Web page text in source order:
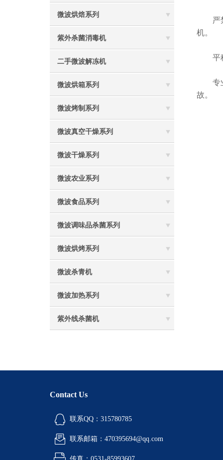
微波烘焙系列
紫外杀菌消毒机
二手微波解冻机
微波烘箱系列
微波烤制系列
微波真空干燥系列
微波干燥系列
微波农业系列
微波食品系列
微波调味品杀菌系列
微波烘烤系列
微波杀青机
微波加热系列
紫外线杀菌机
严禁
机。
平稳
专业
故。
Contact Us
联系QQ：315780785
联系邮箱：470395694@qq.com